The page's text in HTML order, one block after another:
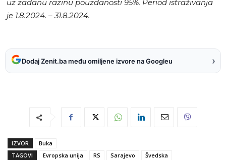
uz zadanu razinu pouzdanosti 95%. Period istraživanja
je 1.8.2024. – 31.8.2024.
Dodaj Zenit.ba među omiljene izvore na Googleu ›
IZVOR
Buka
TAGOVI
Evropska unija RS Sarajevo Švedska